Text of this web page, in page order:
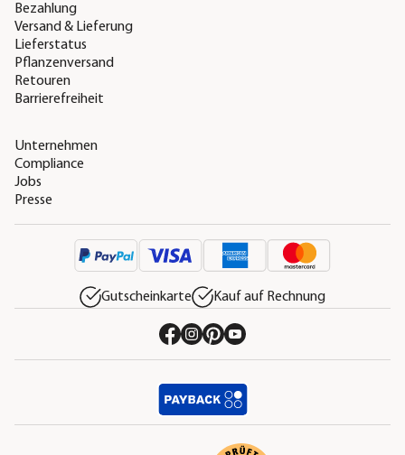
Bezahlung
Versand & Lieferung
Lieferstatus
Pflanzenversand
Retouren
Barrierefreiheit
Unternehmen
Compliance
Jobs
Presse
Gutscheinkarte Kauf auf Rechnung